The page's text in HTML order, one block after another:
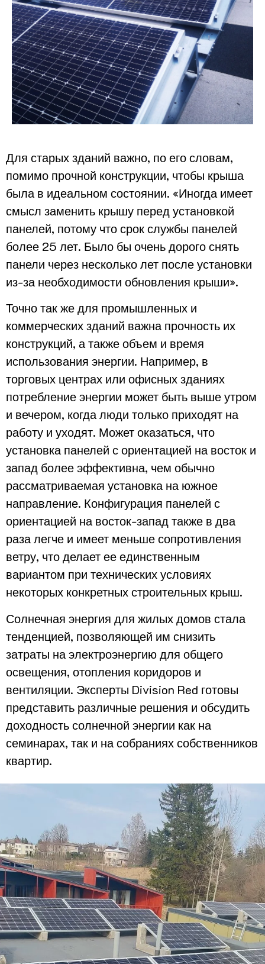
Для старых зданий важно, по его словам,
помимо прочной конструкции, чтобы крыша
была в идеальном состоянии. «Иногда имеет
смысл заменить крышу перед установкой
панелей, потому что срок службы панелей
более 25 лет. Было бы очень дорого снять
панели через несколько лет после установки
из-за необходимости обновления крыши».
Точно так же для промышленных и
коммерческих зданий важна прочность их
конструкций, а также объем и время
использования энергии. Например, в
торговых центрах или офисных зданиях
потребление энергии может быть выше утром
и вечером, когда люди только приходят на
работу и уходят. Может оказаться, что
установка панелей с ориентацией на восток и
запад более эффективна, чем обычно
рассматриваемая установка на южное
направление. Конфигурация панелей с
ориентацией на восток-запад также в два
раза легче и имеет меньше сопротивления
ветру, что делает ее единственным
вариантом при технических условиях
некоторых конкретных строительных крыш.
Солнечная энергия для жилых домов стала
тенденцией, позволяющей им снизить
затраты на электроэнергию для общего
освещения, отопления коридоров и
вентиляции. Эксперты Division Red готовы
представить различные решения и обсудить
доходность солнечной энергии как на
семинарах, так и на собраниях собственников
квартир.